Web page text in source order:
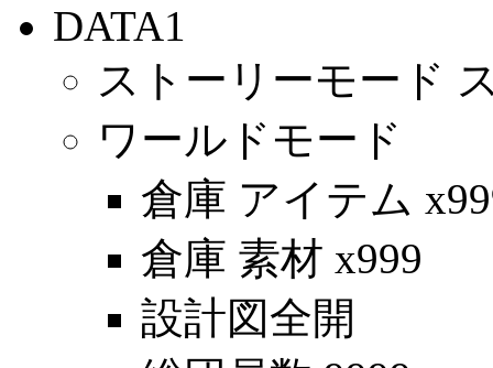
DATA1
ストーリーモード
ワールドモード
倉庫 アイテム
倉庫 素材 x999
設計図全開